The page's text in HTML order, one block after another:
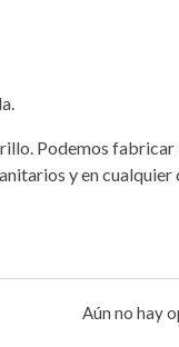
Podemos fabricar
y en cualquier
Aún no hay